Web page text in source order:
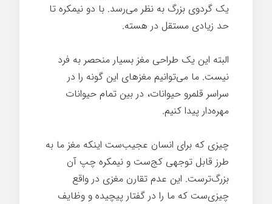
یک گردوی بزرگ به نظر می‌رسد. با دو نیمکره تا
حد زیادی مستقل در هسته.
البته این یک طراحی مغز بسیار منحصر به فرد
نیست. ما می‌توانیم مغزهای این گونه را در
سراسر قلمرو حیوانات، در بین تمام حیوانات
مهره‌دار پیدا کنیم.
چیزی که برای انسان عجیب‌ست اینکه مغز ما به
طرز قابل توجهی کج‌ست و نیمکره چپ آن
بزرگ‌ترست. این عدم تقارن مغزی در واقع
چیزی‌ست که ما را در گفتار پیچیده و وظایف